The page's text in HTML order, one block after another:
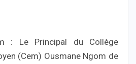
: Le Principal du Collège
(Cem) Ousmane Ngom de